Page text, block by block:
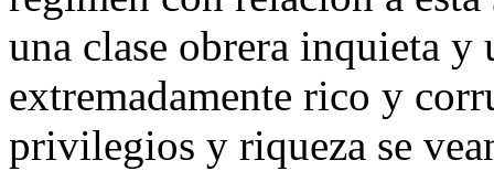
una clase obrera inquieta
extremadamente rico y
privilegios y riqueza se